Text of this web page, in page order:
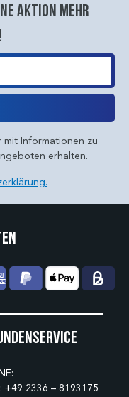
aktion mehr
mit Informationen zu
erhalten.
+49 2336 – 8193175